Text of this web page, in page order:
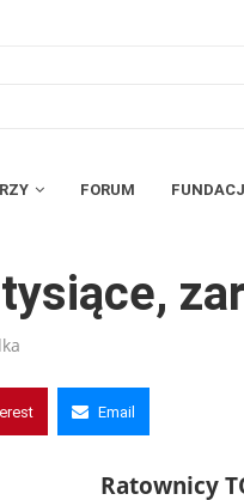
FORUM
Email
Ratownicy